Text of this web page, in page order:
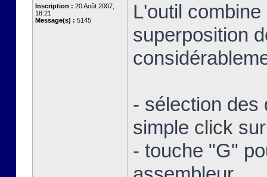
Inscription : 20 Août 2007,
18:21
Message(s) : 5145
L'outil
superposition
- sélection des
simple click
- touche "G"